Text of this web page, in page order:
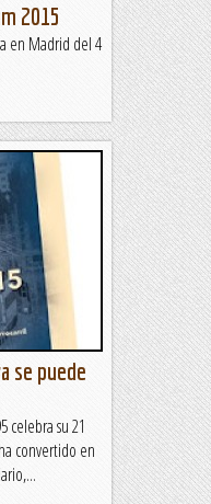
2015
en Madrid del 4
se puede
celebra su 21
convertido en